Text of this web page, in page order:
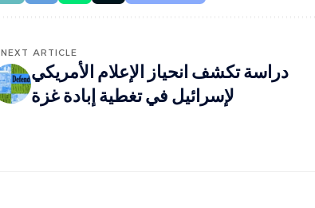
NEXT ARTICLE
دراسة تكشف انحياز الإعلام الأمريكي
لإسرائيل في تغطية إبادة غزة